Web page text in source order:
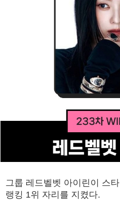
그룹 레드벨벳 아이린이 스
랭킹 1위 자리를 지켰다.